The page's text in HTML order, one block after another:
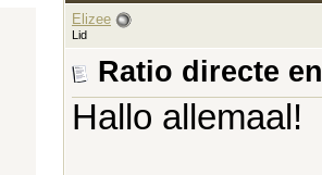
Elizee
Lid
Ratio directe
Hallo allemaal!